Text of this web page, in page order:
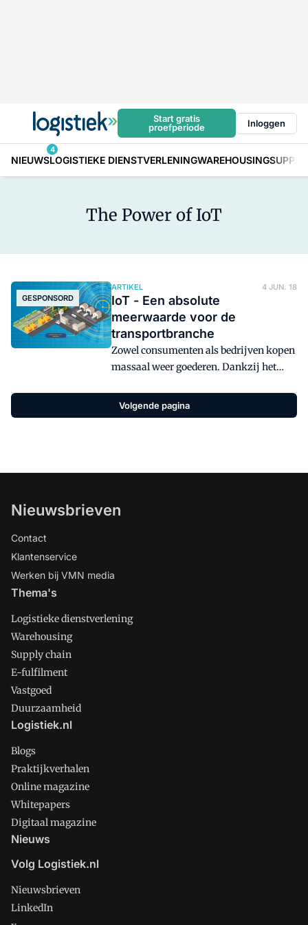
Start gratis
proefperiode
Inloggen
NIEUWS
4
LOGISTIEKE DIENSTVERLENINGWAREHOUSING
The Power of IoT
GESPONSORD
ARTIKEL 4 JUN. 18
IoT - Een absolute
meerwaarde voor de
transportbranche
Zowel consumenten als bedrijven kopen
massaal weer goederen. Dankzij het
van de dag, op ieder moment van de
week worden besteld. Door IoT toe te
Volgende pagina
Nieuwsbrieven
Contact
Klantenservice
Werken bij VMN media
Thema's
Logistieke dienstverlening
Warehousing
Supply chain
E-fulfilment
Vastgoed
Duurzaamheid
Logistiek.nl
Blogs
Praktijkverhalen
Online magazine
Whitepapers
Digitaal magazine
Nieuws
Volg Logistiek.nl
Nieuwsbrieven
LinkedIn